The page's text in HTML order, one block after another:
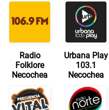
Radio
Folklore
Necochea
Urbana Play
103.1
Necochea